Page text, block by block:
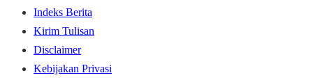
Indeks Berita
Kirim Tulisan
Disclaimer
Kebijakan Privasi